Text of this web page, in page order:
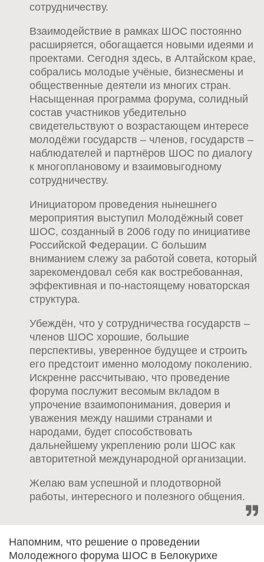
сотрудничеству.
Взаимодействие в рамках ШОС постоянно
расширяется, обогащается новыми идеями и
проектами. Сегодня здесь, в Алтайском крае,
собрались молодые учёные, бизнесмены и
общественные деятели из многих стран.
Насыщенная программа форума, солидный
состав участников убедительно
свидетельствуют о возрастающем интересе
молодёжи государств – членов, государств –
наблюдателей и партнёров ШОС по диалогу
к многоплановому и взаимовыгодному
сотрудничеству.
Инициатором проведения нынешнего
мероприятия выступил Молодёжный совет
ШОС, созданный в 2006 году по инициативе
Российской Федерации. С большим
вниманием слежу за работой совета, который
зарекомендовал себя как востребованная,
эффективная и по-настоящему новаторская
структура.
Убеждён, что у сотрудничества государств –
членов ШОС хорошие, большие
перспективы, уверенное будущее и строить
его предстоит именно молодому поколению.
Искренне рассчитываю, что проведение
форума послужит весомым вкладом в
упрочение взаимопонимания, доверия и
уважения между нашими странами и
народами, будет способствовать
дальнейшему укреплению роли ШОС как
авторитетной международной организации.
Желаю вам успешной и плодотворной
работы, интересного и полезного общения.
Напомним, что решение о проведении
Молодежного форума ШОС в Белокурихе